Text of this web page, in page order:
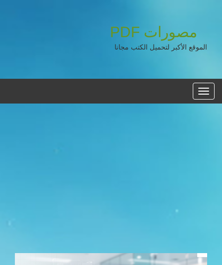
مصورات PDF
الموقع الأكبر لتحميل الكتب مجانا
القائمه
الرئيسية